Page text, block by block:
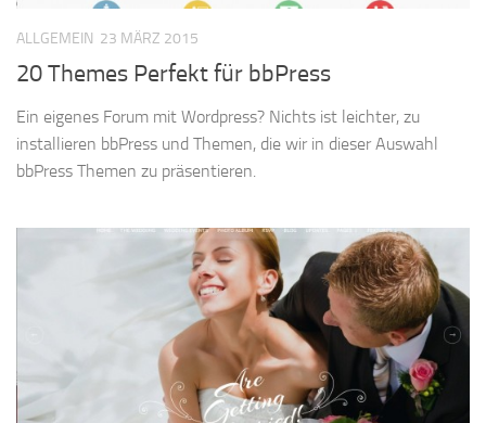
ALLGEMEIN 23 MÄRZ 2015
20 Themes Perfekt für bbPress
Ein eigenes Forum mit Wordpress? Nichts ist leichter, zu
installieren bbPress und Themen, die wir in dieser Auswahl
bbPress Themen zu präsentieren.